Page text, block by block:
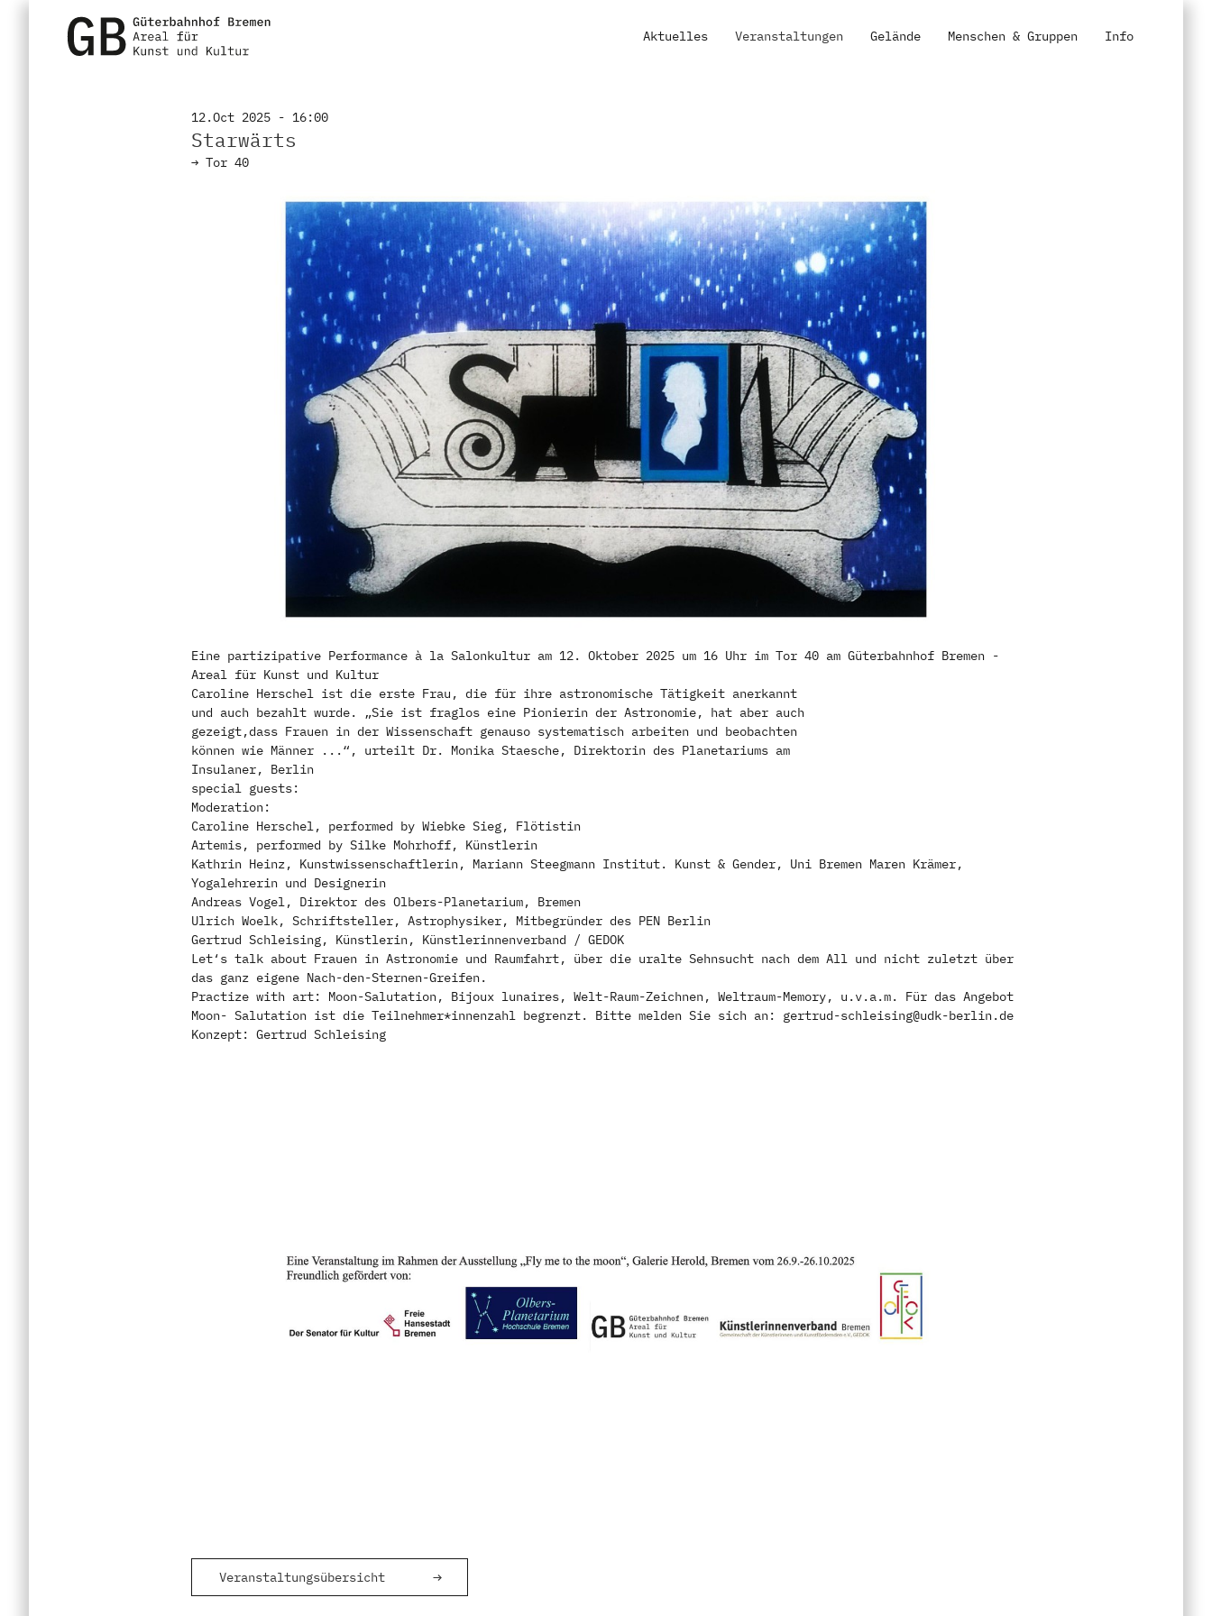
Aktuelles Veranstaltungen Gelände Menschen & Gruppen Info
12.Oct 2025 - 16:00
Starwärts
→ Tor 40
Eine partizipative Performance à la Salonkultur am 12. Oktober 2025 um 16 Uhr im Tor 40 am Güterbahnhof Bremen -
Areal für Kunst und Kultur
Caroline Herschel ist die erste Frau, die für ihre astronomische Tätigkeit anerkannt
und auch bezahlt wurde. „Sie ist fraglos eine Pionierin der Astronomie, hat aber auch
gezeigt,dass Frauen in der Wissenschaft genauso systematisch arbeiten und beobachten
können wie Männer ...“, urteilt Dr. Monika Staesche, Direktorin des Planetariums am
Insulaner, Berlin
special guests:
Moderation:
Caroline Herschel, performed by Wiebke Sieg, Flötistin
Artemis, performed by Silke Mohrhoff, Künstlerin
Kathrin Heinz, Kunstwissenschaftlerin, Mariann Steegmann Institut. Kunst & Gender, Uni Bremen Maren Krämer,
Yogalehrerin und Designerin
Andreas Vogel, Direktor des Olbers-Planetarium, Bremen
Ulrich Woelk, Schriftsteller, Astrophysiker, Mitbegründer des PEN Berlin
Gertrud Schleising, Künstlerin, Künstlerinnenverband / GEDOK
Let‘s talk about Frauen in Astronomie und Raumfahrt, über die uralte Sehnsucht nach dem All und nicht zuletzt über
das ganz eigene Nach-den-Sternen-Greifen.
Practize with art: Moon-Salutation, Bijoux lunaires, Welt-Raum-Zeichnen, Weltraum-Memory, u.v.a.m. Für das Angebot
Moon- Salutation ist die Teilnehmer*innenzahl begrenzt. Bitte melden Sie sich an: gertrud-schleising@udk-berlin.de
Konzept: Gertrud Schleising
Veranstaltungsübersicht